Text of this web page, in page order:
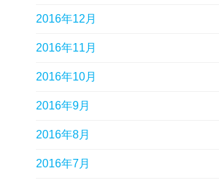
2016年12月
2016年11月
2016年10月
2016年9月
2016年8月
2016年7月